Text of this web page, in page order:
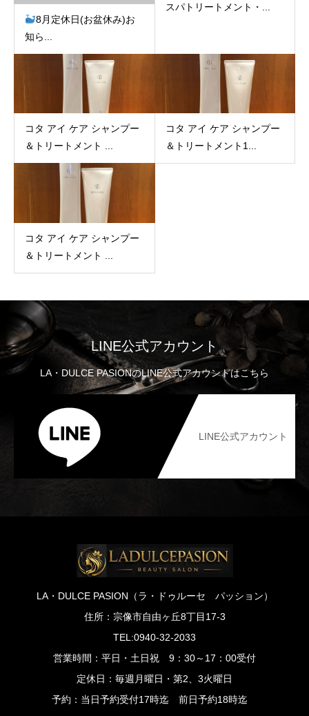
8月定休日(お盆休み)お
知ら...
スパトリートメント・...
コタ アイ ケア シャンプー
＆トリートメント ...
コタ アイ ケア シャンプー
＆トリートメント1...
コタ アイ ケア シャンプー
＆トリートメント ...
LINE公式アカウント
LA・DULCE PASIONのLINE公式アカウントはこちら
LINE公式アカウント
LA・DULCE PASION（ラ・ドゥルーセ パッション）
住所：宗像市自由ヶ丘8丁目17-3
TEL:0940-32-2033
営業時間：平日・土日祝 9：30～17：00受付
定休日：毎週月曜日・第2、3火曜日
予約：当日予約受付17時迄 前日予約18時迄